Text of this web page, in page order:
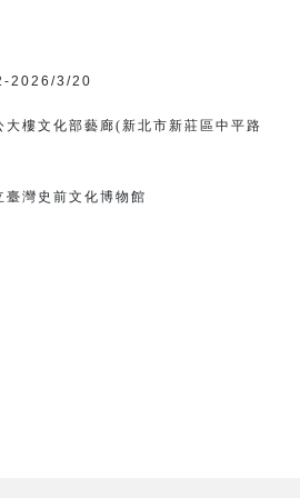
2026/3/20
大樓文化部藝廊(新北市新莊區中平路
臺灣史前文化博物館